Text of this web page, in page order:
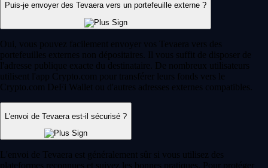
Puis-je envoyer des Tevaera vers un portefeuille externe ?
Oui, vous pouvez facilement envoyer vos Tevaera vers des
portefeuilles externes non dépositaires. Il vous suffit de disposer de
l'adresse publique exacte du destinataire. De nombreux utilisateurs
utilisent l'app Crypto.com pour transférer leurs fonds vers le
Crypto.com DeFi Wallet ou d'autres adresses externes compatibles.
L'envoi de Tevaera est-il sécurisé ?
L'envoi de Tevaera est généralement sûr si vous utilisez des
plateformes reconnues et suivez les bonnes pratiques. Pour protéger